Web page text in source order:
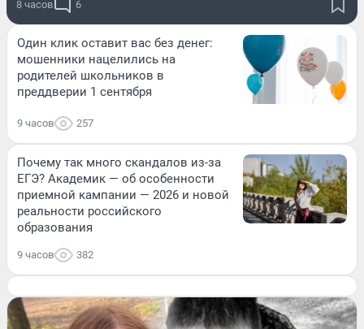
8 часов 6
Один клик оставит вас без денег:
мошенники нацелились на
родителей школьников в
преддверии 1 сентября
9 часов 257
Почему так много скандалов из-за
ЕГЭ? Академик — об особенности
приемной кампании — 2026 и новой
реальности российского
образования
9 часов 382